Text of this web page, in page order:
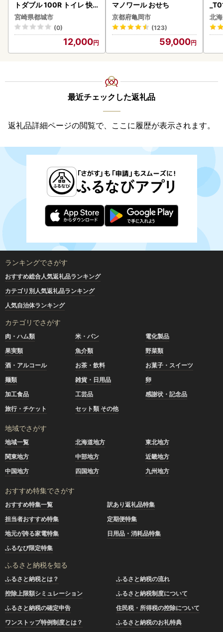
トダブル 100R トイレ 快
速〔12-I5-TP100-R〕
宮崎県都城市
(0)
12,000
マノワール おせち
京都府亀岡市
(123)
59,000
北
最近チェックした返礼品
返礼品詳細ページの閲覧で、ここに履歴が表示されます。
ランキングでさがす
おすすめ総合人気返礼品ランキング
カテゴリ別人気返礼品ランキング
人気自治体ランキング
カテゴリでさがす
肉・ハム類 米・パン
電化製品
果実類
魚介類
野菜類
酒・アルコール
お茶・飲料
お菓子・スイーツ
麺類
雑貨・日用品
卵
加工食品
工芸品
感謝状・記念品
旅行・チケット
セット類 その他
地域でさがす
地域一覧 北海道地方
東北地方
関東地方
中部地方
近畿地方
中国地方
四国地方 九州地方
おすすめ特集でさがす
おすすめ特集一覧
訳あり返礼品特集
担当者おすすめ特集
定期便特集
地元が誇る家電特集
日用品・消耗品特集
ふるなび限定特集
ふるさと納税を知る
ふるさと納税とは？
ふるさと納税の流れ
控除上限額シミュレーション
ふるさと納税制度について
ふるさと納税の確定申告
住民税・所得税の控除について
ワンストップ特例制度とは？
ふるさと納税のお礼特典